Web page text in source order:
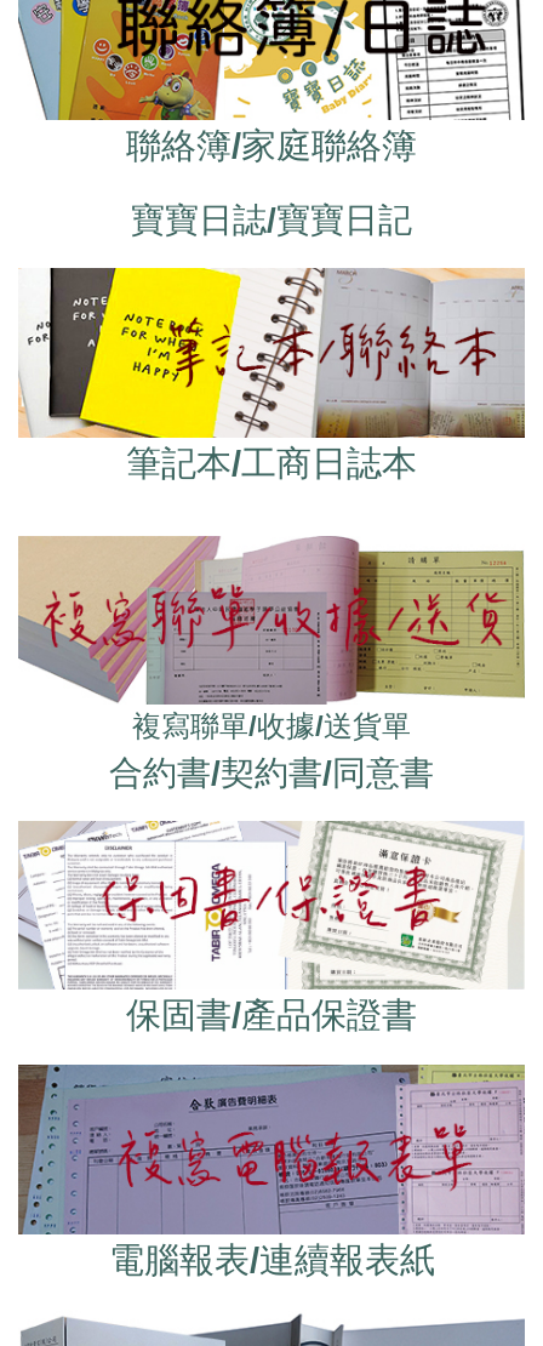
聯絡簿/家庭聯絡簿
寶寶日誌/寶寶日記
筆記本/工商日誌本
複寫聯單/收據/送貨單
合約書/契約書/同意書
保固書/產品保證書
電腦報表/連續報表紙